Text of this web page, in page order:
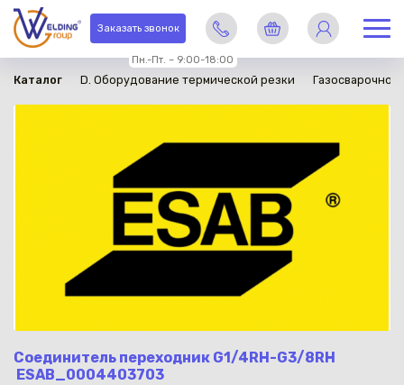
Заказать звонок
Пн.-Пт. – 9:00-18:00
Каталог D. Оборудование термической резки
Соединитель переходник G1/4RH-G3/8RH
ESAB_0004403703
в наличии